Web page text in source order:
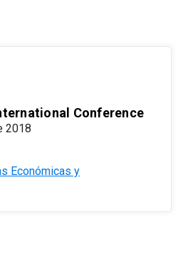
Conference
2018
Económicas y